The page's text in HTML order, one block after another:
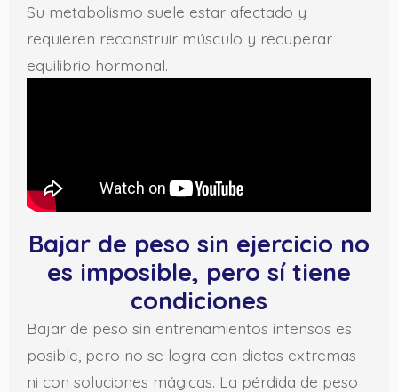
Su metabolismo suele estar afectado y
requieren reconstruir músculo y recuperar
equilibrio hormonal.
Bajar de peso sin ejercicio no
es imposible, pero sí tiene
condiciones
Bajar de peso sin entrenamientos intensos es
posible, pero no se logra con dietas extremas
ni con soluciones mágicas. La pérdida de peso